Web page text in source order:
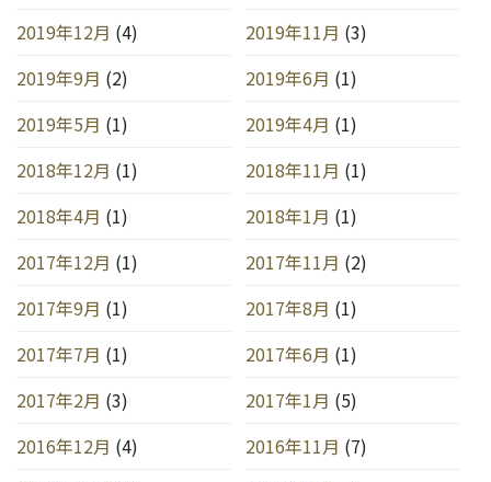
2019年12月 (4) 2019年11月 (3)
2019年9月 (2) 2019年6月 (1)
2019年5月 (1) 2019年4月 (1)
2018年12月 (1) 2018年11月 (1)
2018年4月 (1) 2018年1月 (1)
2017年12月 (1) 2017年11月 (2)
2017年9月 (1) 2017年8月 (1)
2017年7月 (1) 2017年6月 (1)
2017年2月 (3) 2017年1月 (5)
2016年12月 (4) 2016年11月 (7)